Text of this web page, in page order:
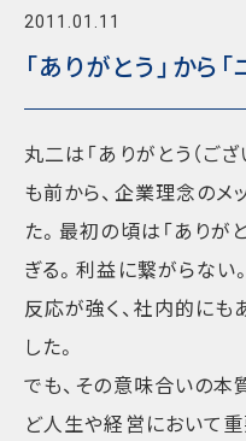
2011.01.11
「ありがとう」から
丸二は「ありがとう（ござ
も前から、企業理念のメ
た。最初の頃は「ありが
ぎる。利益に繋がらない
反応が強く、社内的にも
した。
でも、その意味合いの本
ど人生や経営において